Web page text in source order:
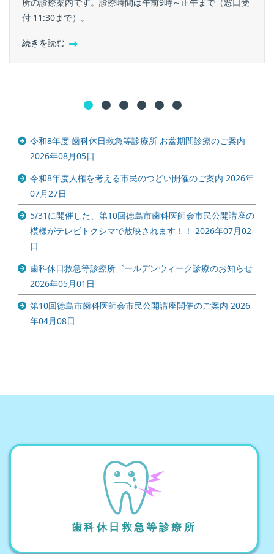
付 11:30まで）。
続きを読む
令和8年度 歯科休日救急等診療所 お盆期間診療のご案内
2026年08月05日
令和8年度人権を考える市民のつどい開催のご案内 2026年
07月27日
5/31に開催した、第10回徳島市歯科医師会市民公開講座の
模様がテレビトクシマで放映されます！！ 2026年07月02
日
歯科休日救急等診療所ゴールデンウィーク診療のお知らせ
2026年05月01日
第10回徳島市歯科医師会市民公開講座開催のご案内 2026
年04月08日
歯科休日救急等診療所